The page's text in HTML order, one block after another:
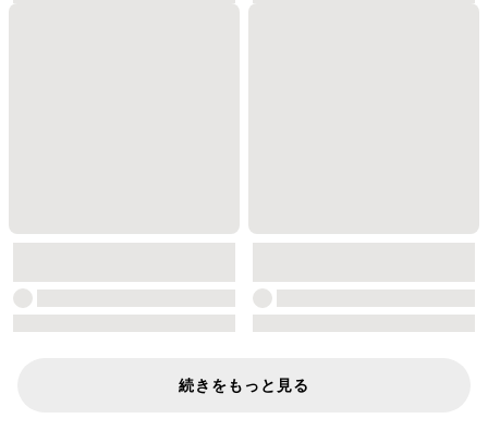
続きをもっと見る